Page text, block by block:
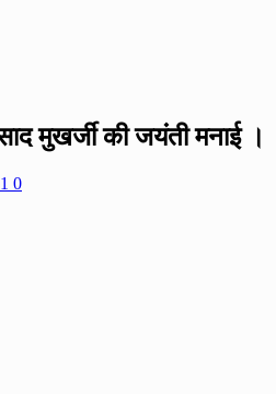
मुखर्जी की जयंती मनाई ।
0